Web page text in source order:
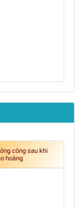
công sau khi
hoàng